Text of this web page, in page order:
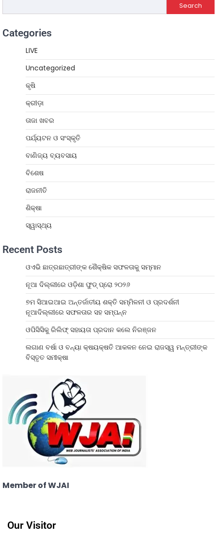
Search
Categories
LIVE
Uncategorized
କୃଷି
କ୍ରୀଡ଼ା
ତାଜା ଖବର
ପର୍ଯ୍ୟଟନ ଓ ସଂସ୍କୃତି
ବାଣିଜ୍ୟ ବ୍ୟବସାୟ
ବିଶେଷ
ରାଜନୀତି
ଶିକ୍ଷା
ସ୍ୱାସ୍ଥ୍ୟ
Recent Posts
ଓଏଭି ଛାତ୍ରଛାତ୍ରୀଙ୍କ ଶୈକ୍ଷିକ ସଫଳତାକୁ ସମ୍ମାନ
ନୂଆ ଦିଲ୍ଲୀରେ ଓଡ଼ିଶା ଫୁଡ୍ ପ୍ରୋ ୨୦୨୬
୭ମ ସିଆଇଆଇ ଅନ୍ତର୍ଜାତୀୟ ଶକ୍ତି ସମ୍ମିଳନୀ ଓ ପ୍ରଦର୍ଶନୀ
ନୂଆଦିଲ୍ଲୀରେ ସଫଳତାର ସହ ସମ୍ପନ୍ନ
ଓପିସିସିକୁ ରିଲିଫ୍ ସହାୟତା ପ୍ରଦାନ କଲେ ନିରଞ୍ଜନ
ଲଗାଣ ବର୍ଷା ଓ ବନ୍ୟା କ୍ଷୟକ୍ଷତି ଆକଳନ ନେଇ ରାଜସ୍ୱ ମନ୍ତ୍ରୀଙ୍କ
ବିସ୍ତୃତ ସମୀକ୍ଷା
Member of WJAI
Our Visitor